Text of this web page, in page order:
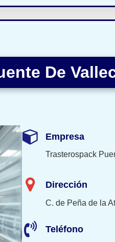
De
Empresa
Trasterospack
Dirección
C. de Peña de la
Teléfono